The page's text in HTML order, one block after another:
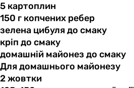
5 картоплин
150 г копчених ребер
зелена цибулядо смаку
кріп до смаку
домашній майонез до смаку
Для домашнього майонезу
2 жовтки